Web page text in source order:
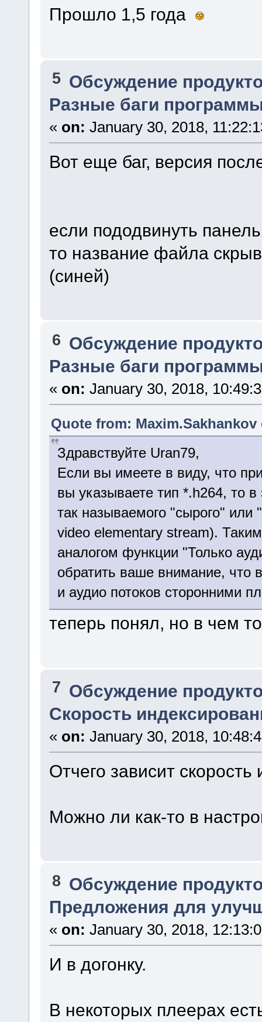
Прошло 1,5 года
5 Обсуждение
Разные баги
« on: January 30, 2018,
Вот еще баг, версия
если пододвинуть
то название файла
(синей)
6 Обсуждение
Разные баги
« on: January 30, 2018,
Quote from: Maxim.Sakhankov
Здравствуйте Uran79,
Если вы имеете в виду, что
вы указываете тип *.h264, то
так называемого "сырого" или
video elementary stream).
аналогом функции "Только
обратить ваше внимание, что
и аудио потоков сторонними
теперь понял, но в чем
7 Обсуждение
Скорость
« on: January 30, 2018,
Отчего зависит
Можно ли как-то в
8 Обсуждение
Предложения для
« on: January 30, 2018,
И в догонку.
В некоторых плеерах